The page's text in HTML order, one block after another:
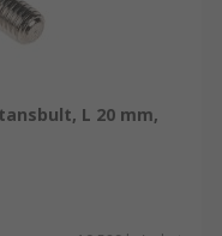
L 20 mm,